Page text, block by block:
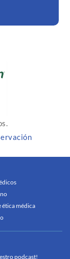
ética médica
podcast!